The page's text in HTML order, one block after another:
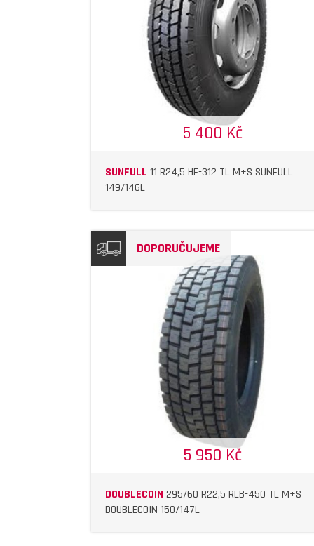
5 400 Kč
SUNFULL 11 R24,5 HF-312 TL M+S SUNFULL
149/146L
DETAIL
DOPORUČUJEME
5 950 Kč
DOUBLECOIN 295/60 R22,5 RLB-450 TL M+S
DOUBLECOIN 150/147L
DETAIL